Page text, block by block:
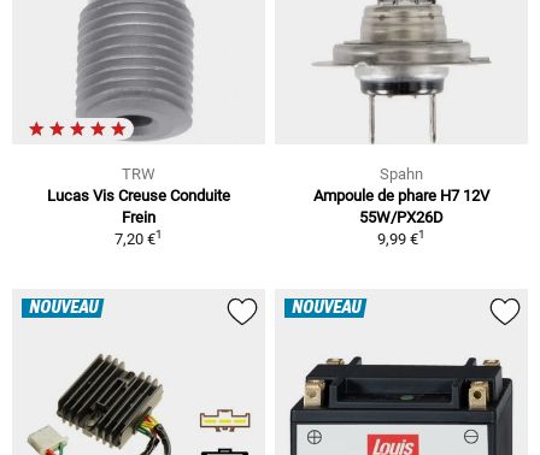
TRW
Lucas Vis Creuse Conduite
Frein
7,20 €1
Spahn
Ampoule de phare H7 12V
55W/PX26D
9,99 €1
NOUVEAU NOUVEAU